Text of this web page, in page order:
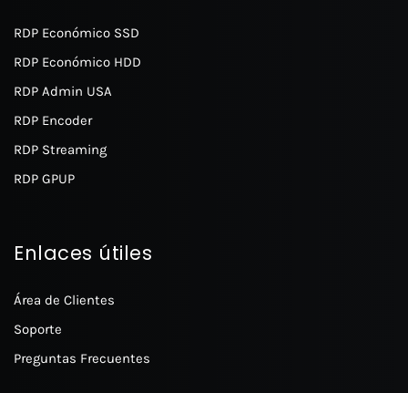
RDP Económico SSD
RDP Económico HDD
RDP Admin USA
RDP Encoder
RDP Streaming
RDP GPUP
Enlaces útiles
Área de Clientes
Soporte
Preguntas Frecuentes